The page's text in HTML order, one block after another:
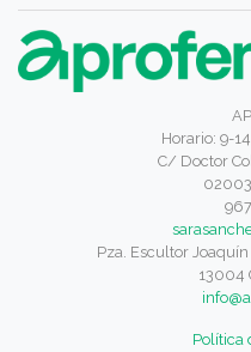
Horario: 9-
C/ Doctor
02003
Pza. Escultor
13004
Política